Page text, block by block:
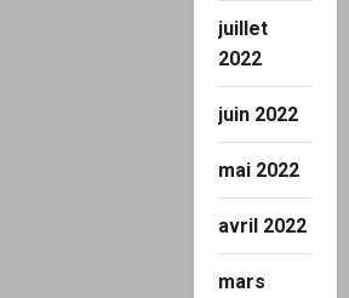
juillet
2022
juin 2022
mai 2022
avril 2022
mars